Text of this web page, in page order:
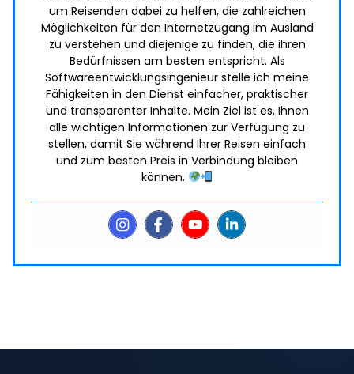
um Reisenden dabei zu helfen, die zahlreichen
Möglichkeiten für den Internetzugang im Ausland
zu verstehen und diejenige zu finden, die ihren
Bedürfnissen am besten entspricht. Als
Softwareentwicklungsingenieur stelle ich meine
Fähigkeiten in den Dienst einfacher, praktischer
und transparenter Inhalte. Mein Ziel ist es, Ihnen
alle wichtigen Informationen zur Verfügung zu
stellen, damit Sie während Ihrer Reisen einfach
und zum besten Preis in Verbindung bleiben
können.